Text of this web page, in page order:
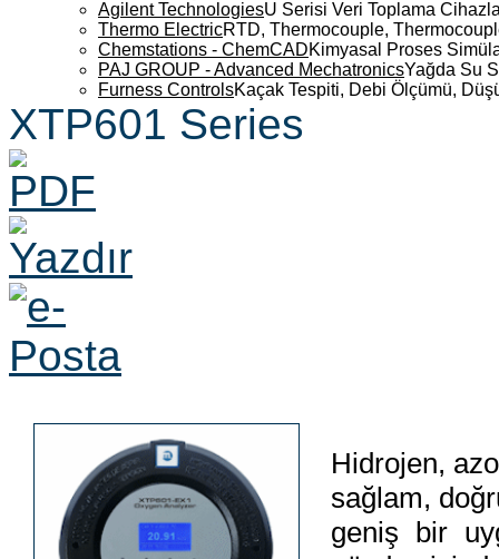
Agilent TechnologiesU Serisi Veri Toplama
Thermo ElectricRTD, Thermocouple,
Chemstations - ChemCADKimyasal Proses
PAJ GROUP - Advanced MechatronicsYağda Su
Furness ControlsKaçak Tespiti, Debi Ölçümü,
XTP601 Series
Hidrojen,
sağlam,
geniş bir